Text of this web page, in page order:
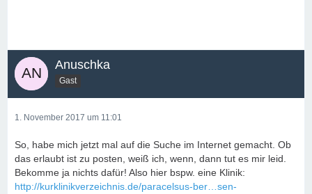
Anuschka
Gast
1. November 2017 um 11:01
So, habe mich jetzt mal auf die Suche im Internet gemacht. Ob
das erlaubt ist zu posten, weiß ich, wenn, dann tut es mir leid.
Bekomme ja nichts dafür! Also hier bspw. eine Klinik:
http://kurklinikverzeichnis.de/paracelsus-ber…sen-